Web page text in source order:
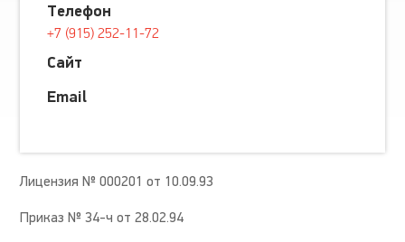
Телефон
+7 (915) 252-11-72
Сайт
Email
Лицензия № 000201 от 10.09.93
Приказ № 34-ч от 28.02.94